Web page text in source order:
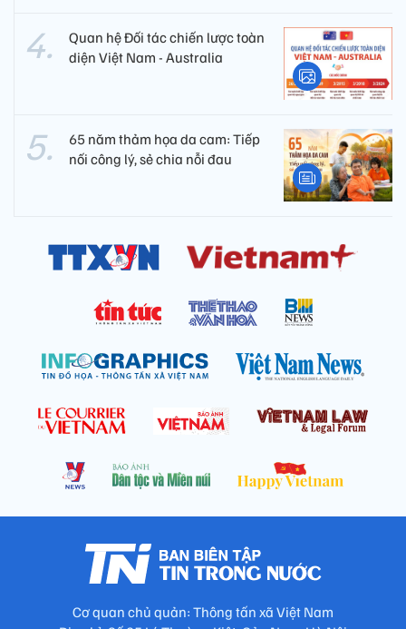
Quan hệ Đối tác chiến lược toàn
diện Việt Nam - Australia
65 năm thảm họa da cam: Tiếp
nối công lý, sẻ chia nỗi đau
Cơ quan chủ quản: Thông tấn xã Việt Nam